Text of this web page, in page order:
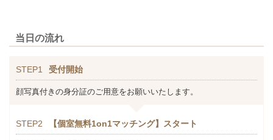
当日の流れ
STEP1 受付開始
顔写真付きの身分証のご用意をお願いいたします。
STEP2 【個室無料1on1マッチング】スタート